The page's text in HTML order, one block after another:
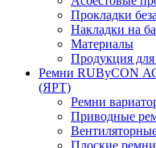
Прокладки
Накладки на
Материалы
Продукция
Ремни RUByCON
(ЯРТ)
Ремни
Приводные
Плоские ремни